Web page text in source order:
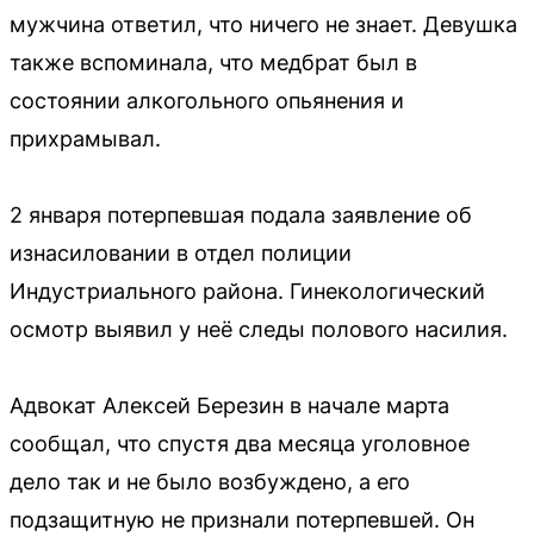
мужчина ответил, что ничего не знает. Девушка
также вспоминала, что медбрат был в
состоянии алкогольного опьянения и
прихрамывал.
2 января потерпевшая подала заявление об
изнасиловании в отдел полиции
Индустриального района. Гинекологический
осмотр выявил у неё следы полового насилия.
Адвокат Алексей Березин в начале марта
сообщал, что спустя два месяца уголовное
дело так и не было возбуждено, а его
подзащитную не признали потерпевшей. Он